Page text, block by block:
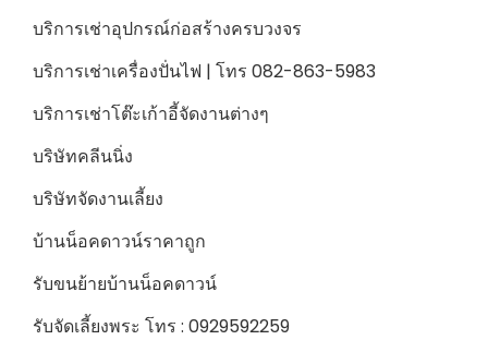
บริการเช่าอุปกรณ์ก่อสร้างครบวงจร
บริการเช่าเครื่องปั่นไฟ | โทร 082-863-5983
บริการเช่าโต๊ะเก้าอี้จัดงานต่างๆ
บริษัทคลีนนิ่ง
บริษัทจัดงานเลี้ยง
บ้านน็อคดาวน์ราคาถูก
รับขนย้ายบ้านน็อคดาวน์
รับจัดเลี้ยงพระ โทร : 0929592259